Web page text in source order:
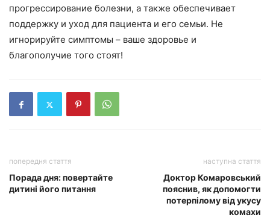
прогрессирование болезни, а также обеспечивает
поддержку и уход для пациента и его семьи. Не
игнорируйте симптомы – ваше здоровье и
благополучие того стоят!
попередня стаття
Порада дня: повертайте
дитині його питання
наступна стаття
Доктор Комаровський
пояснив, як допомогти
потерпілому від укусу
комахи